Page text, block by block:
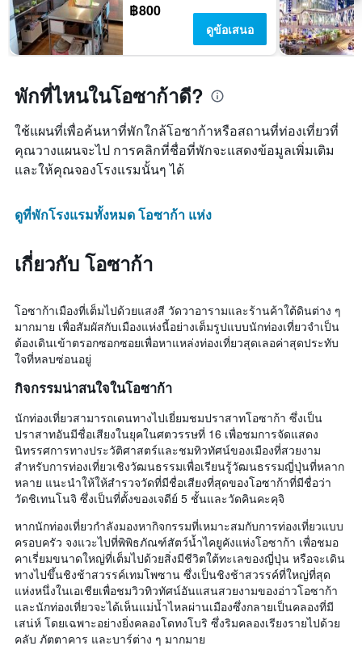
฿800
ดูข้อเสนอ
พักที่ไหนในโอซาก้าดี?
ใช้แผนที่เพื่อค้นหาที่พักใกล้โอซาก้าหรือสถานที่ท่องเที่ยวที่
คุณวางแผนจะไป การคลิกที่ชื่อที่พักจะแสดงข้อมูลเพิ่มเติม
และให้คุณจองโรงแรมนั้นๆ ได้
ดูที่พักโรงแรมทั้งหมด โอซาก้า แห่ง
เกี่ยวกับ โอซาก้า
โอซาก้าเมืองที่เต็มไปด้วยแสงสี วัดวาอารามและร้านค้าใต้ดินต่าง ๆ
มากมาย เพื่อสัมผัสกับเมืองแห่งนี้อย่างเต็มรูปแบบนักท่องเที่ยวจำเป็น
ต้องเดินเข้าตรอกซอกซอยเพื่อหาแหล่งท่องเที่ยวสุดเลอค่าสุดประทับ
ใจที่หลบซ่อนอยู่
กิจกรรมน่าสนใจในโอซาก้า
นักท่องเที่ยวสามารถเดนทางไปเยี่ยมชมปราสาทโอซาก้า ซึ่งเป็น
ปราสาทอันมีชื่อเสียงในยุคในศตวรรษที่ 16 เพื่อชมการจัดแสดง
นิทรรศการทางประวัติศาสตร์และชมทิวทัศน์ของเมืองที่สวยงาม
สำหรับการท่องเที่ยวเชิงวัฒนธรรมเพื่อเรียนรู้วัฒนธรรมญี่ปุ่นที่หลาก
หลาย แนะนำให้ให้สำรวจวัดที่มีชื่อเสียงที่สุดของโอซาก้าที่มีชื่อว่า
วัดชิเทนโนจิ ซึ่งเป็นที่ตั้งของเจดีย์ 5 ชั้นและวัดคินคะคุจิ
หากนักท่องเที่ยวกำลังมองหากิจกรรมที่เหมาะสมกับการท่องเที่ยวแบบ
ครอบครัว จงแวะไปที่พิพิธภัณฑ์สัตว์น้ำไคยูคังแห่งโอซาก้า เพื่อชมอ
คาเรี่ยมขนาดใหญ่ที่เต็มไปด้วยสิ่งมีชีวิตใต้ทะเลของญี่ปุ่น หรือจะเดิน
ทางไปขึ้นชิงช้าสวรรค์เทมโพซาน ซึ่งเป็นชิงช้าสวรรค์ที่ใหญ่ที่สุด
แห่งหนึ่งในเอเชียเพื่อชมวิวทิวทัศน์อันแสนสวยงามของอ่าวโอซาก้า
และนักท่องเที่ยวจะได้เห็นแม่น้ำไหลผ่านเมืองซึ่งกลายเป็นคลองที่มี
เสน่ห์ โดยเฉพาะอย่างยิ่งคลองโดทงโบริ ซึ่งริมคลองเรียงรายไปด้วย
คลับ ภัตตาคาร และบาร์ต่าง ๆ มากมาย